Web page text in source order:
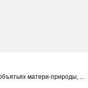
матери-природы, ...